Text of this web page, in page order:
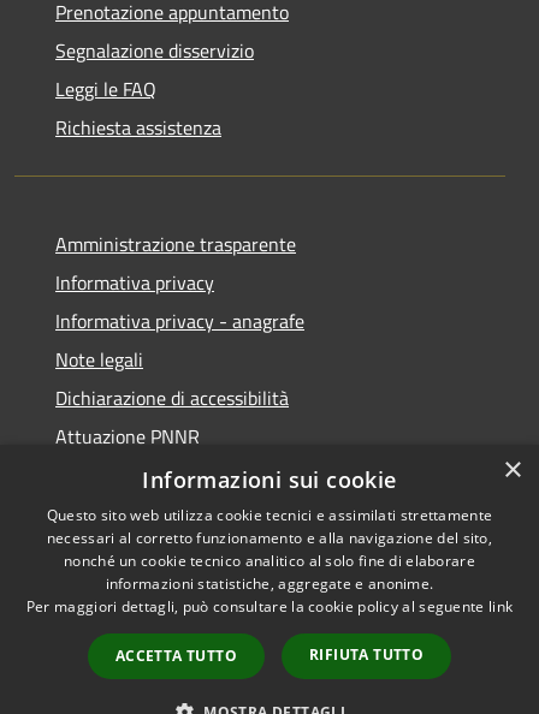
Prenotazione appuntamento
Segnalazione disservizio
Leggi le FAQ
Richiesta assistenza
Amministrazione trasparente
Informativa privacy
Informativa privacy - anagrafe
Note legali
Dichiarazione di accessibilità
Attuazione PNNR
Whistleblowing
RSS
Accessibilità
Copyright © 2026 • Comune di
Municipium•
Accesso
redazione
×
Informazioni sui cookie
Questo sito web utilizza cookie tecnici e assimilati strettamente
necessari al corretto funzionamento e alla navigazione del sito,
nonché un cookie tecnico analitico al solo fine di elaborare
informazioni statistiche, aggregate e anonime.
Per maggiori dettagli, può consultare la cookie policy al seguente link
ACCETTA TUTTO RIFIUTA TUTTO